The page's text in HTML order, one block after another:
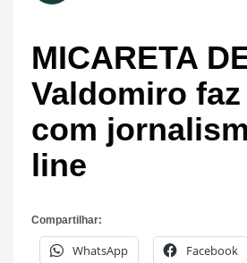
MICARETA
Valdomiro
com
line
Compartilhar:
WhatsApp Facebook